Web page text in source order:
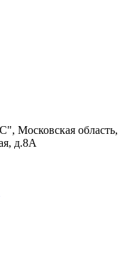
область,
д.8А